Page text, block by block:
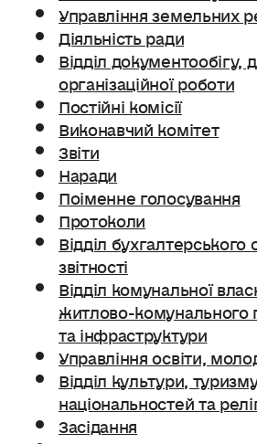
Управління земельних
Діяльність ради
Відділ документообігу,
організаційної роботи
Постійні комісії
Виконавчий комітет
Звіти
Наради
Поіменне голосування
Протоколи
Відділ бухгалтерського
звітності
Відділ комунальної
житлово-комунального
та інфраструктури
Управління освіти,
Відділ культури,
національностей та
Засідання